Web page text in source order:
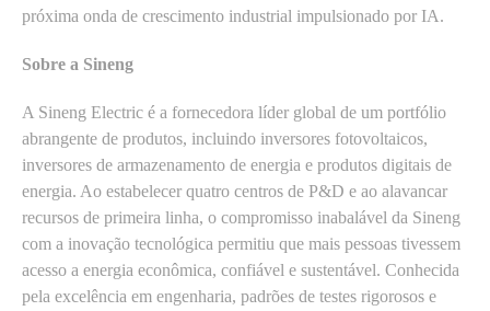
próxima onda de crescimento industrial impulsionado por IA.
Sobre a Sineng
A Sineng Electric é a fornecedora líder global de um portfólio
abrangente de produtos, incluindo inversores fotovoltaicos,
inversores de armazenamento de energia e produtos digitais de
energia. Ao estabelecer quatro centros de P&D e ao alavancar
recursos de primeira linha, o compromisso inabalável da Sineng
com a inovação tecnológica permitiu que mais pessoas tivessem
acesso a energia econômica, confiável e sustentável. Conhecida
pela excelência em engenharia, padrões de testes rigorosos e